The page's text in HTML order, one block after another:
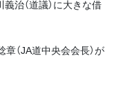
治（道議）に大きな借
（JA道中央会会長）が